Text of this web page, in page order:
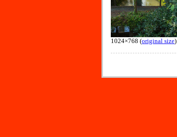
1024×768 (original size)